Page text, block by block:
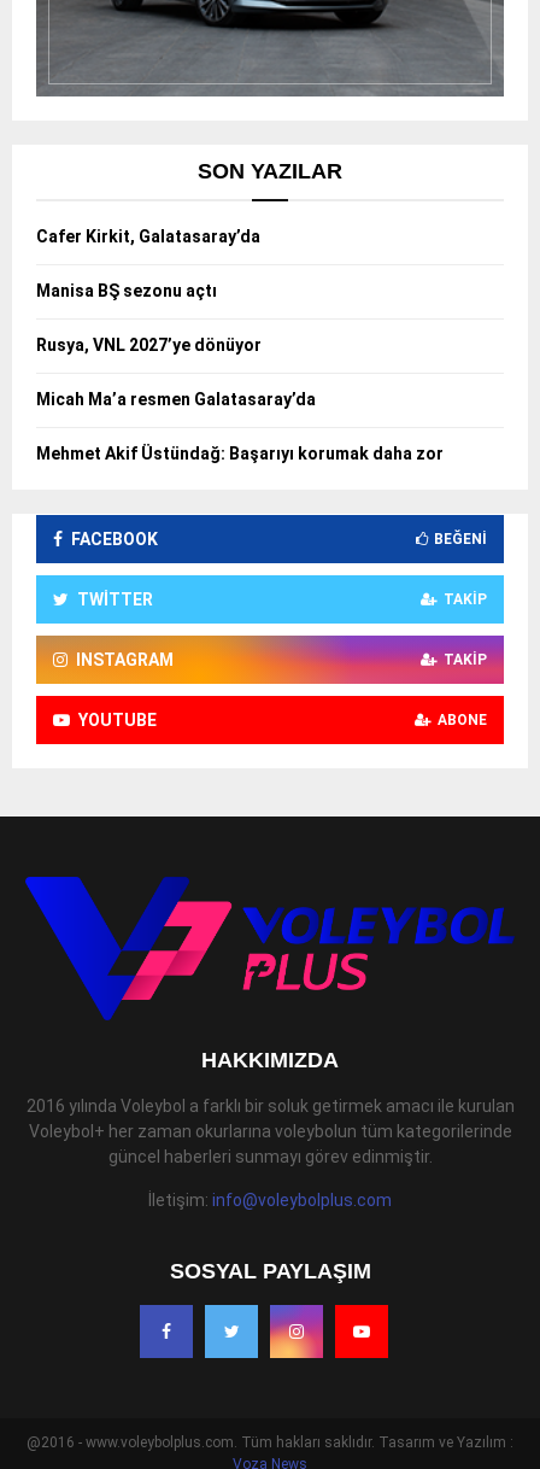
SON YAZILAR
Cafer Kirkit, Galatasaray’da
Manisa BŞ sezonu açtı
Rusya, VNL 2027’ye dönüyor
Micah Ma’a resmen Galatasaray’da
Mehmet Akif Üstündağ: Başarıyı korumak daha zor
FACEBOOK BEĞENI
TWITTER TAKIP
INSTAGRAM TAKIP
YOUTUBE ABONE
HAKKIMIZDA
2016 yılında Voleybol a farklı bir soluk getirmek amacı ile kurulan
Voleybol+ her zaman okurlarına voleybolun tüm kategorilerinde
güncel haberleri sunmayı görev edinmiştir.
İletişim: info@voleybolplus.com
SOSYAL PAYLAŞIM
@2016 - www.voleybolplus.com. Tüm hakları saklıdır. Tasarım ve Yazılım :
Voza News